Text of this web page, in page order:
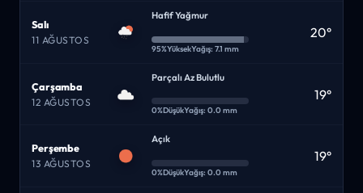
Salı
11 AĞUSTOS
Hafif Yağmur
95%YüksekYağış: 7.1 mm
20°
Çarşamba
12 AĞUSTOS
Parçalı Az Bulutlu
0%DüşükYağış: 0.0 mm
19°
Perşembe
13 AĞUSTOS
Açık
0%DüşükYağış: 0.0 mm
19°